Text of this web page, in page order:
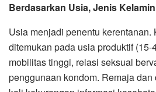
Berdasarkan Usia, Jenis
Usia menjadi penentu kerentanan.
ditemukan pada usia produktif
mobilitas tinggi, relasi seksual
penggunaan kondom. Remaja